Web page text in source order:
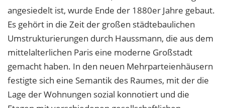
angesiedelt ist, wurde Ende der 1880er Jahre gebaut.
Es gehört in die Zeit der großen städtebaulichen
Umstrukturierungen durch Haussmann, die aus dem
mittelalterlichen Paris eine moderne Großstadt
gemacht haben. In den neuen Mehrparteienhäusern
festigte sich eine Semantik des Raumes, mit der die
Lage der Wohnungen sozial konnotiert und die